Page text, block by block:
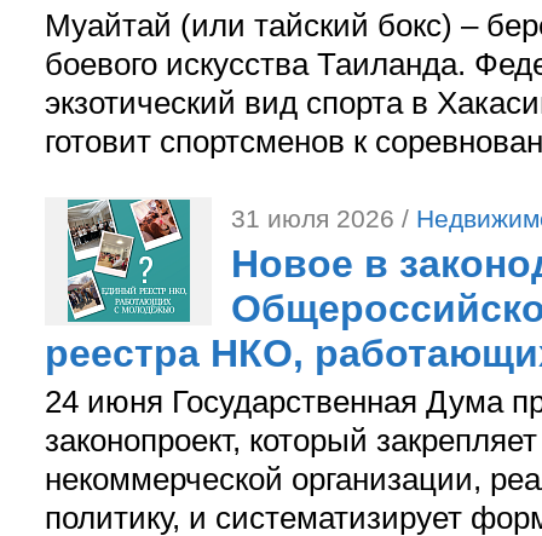
Муайтай (или тайский бокс) –
боевого искусства Таиланда.
экзотический вид спорта в
готовит спортсменов к
31 июля 2026 /
Новое в
реестра НКО,
24 июня Государственная Дума
законопроект, который
некоммерческой организации,
политику, и систематизирует